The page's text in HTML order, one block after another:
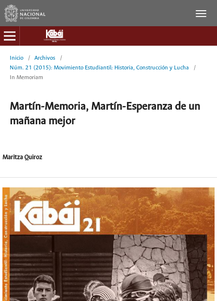
Inicio / Archivos
/
Núm. 21 (2015): Movimiento Estudiantil: Historia, Construcción y Lucha
/
In Memoriam
Martín-Memoria, Martín-Esperanza de un
mañana mejor
Maritza Quiroz